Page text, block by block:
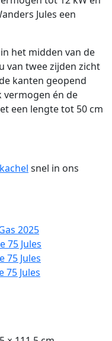
Jules een
het midden van de
van twee zijden zicht
kanten geopend
vermogen én de
een lengte tot 50 cm
snel in ons
2025
75 Jules
75 Jules
75 Jules